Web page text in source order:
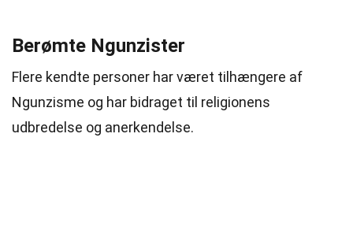
Berømte Ngunzister
Flere kendte personer har været tilhængere af
Ngunzisme og har bidraget til religionens
udbredelse og anerkendelse.